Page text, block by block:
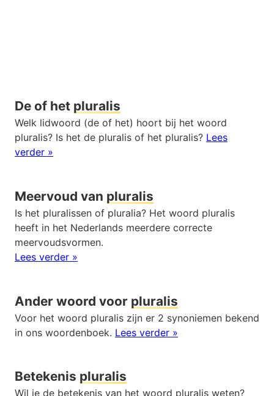
De of het pluralis
Welk lidwoord (de of het) hoort bij het woord
pluralis? Is het de pluralis of het pluralis? Lees
verder »
Meervoud van pluralis
Is het pluralissen of pluralia? Het woord pluralis
heeft in het Nederlands meerdere correcte
meervoudsvormen.
Lees verder »
Ander woord voor pluralis
Voor het woord pluralis zijn er 2 synoniemen bekend
in ons woordenboek. Lees verder »
Betekenis pluralis
Wil je de betekenis van het woord pluralis weten?